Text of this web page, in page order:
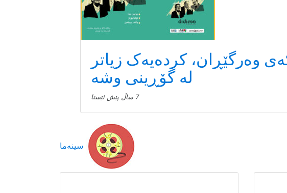
وەرگێڕان، کردەیەک زیاتر
لە گۆڕینی وشە
7 ساڵ پێش ئێستا